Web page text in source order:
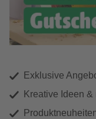
Exklusive
Kreative Ideen